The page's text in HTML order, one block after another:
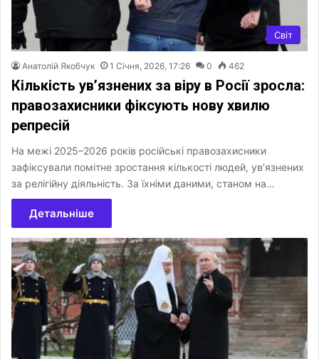
Світ
Анатолій Якобчук 1 Січня, 2026, 17:26 0 462
Кількість ув’язнених за віру в Росії зросла:
правозахисники фіксують нову хвилю
репресій
На межі 2025–2026 років російські правозахисники
зафіксували помітне зростання кількості людей, ув’язнених
за релігійну діяльність. За їхніми даними, станом на…
Детальніше